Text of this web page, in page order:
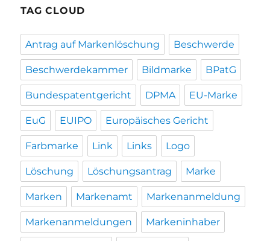
TAG CLOUD
Antrag auf Markenlöschung Beschwerde
Beschwerdekammer Bildmarke BPatG
Bundespatentgericht DPMA EU-Marke
EuG EUIPO Europäisches Gericht
Farbmarke Link Links Logo
Löschung Löschungsantrag Marke
Marken Markenamt Markenanmeldung
Markenanmeldungen Markeninhaber